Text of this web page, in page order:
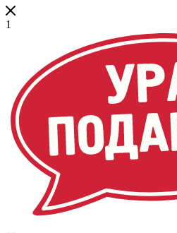
1